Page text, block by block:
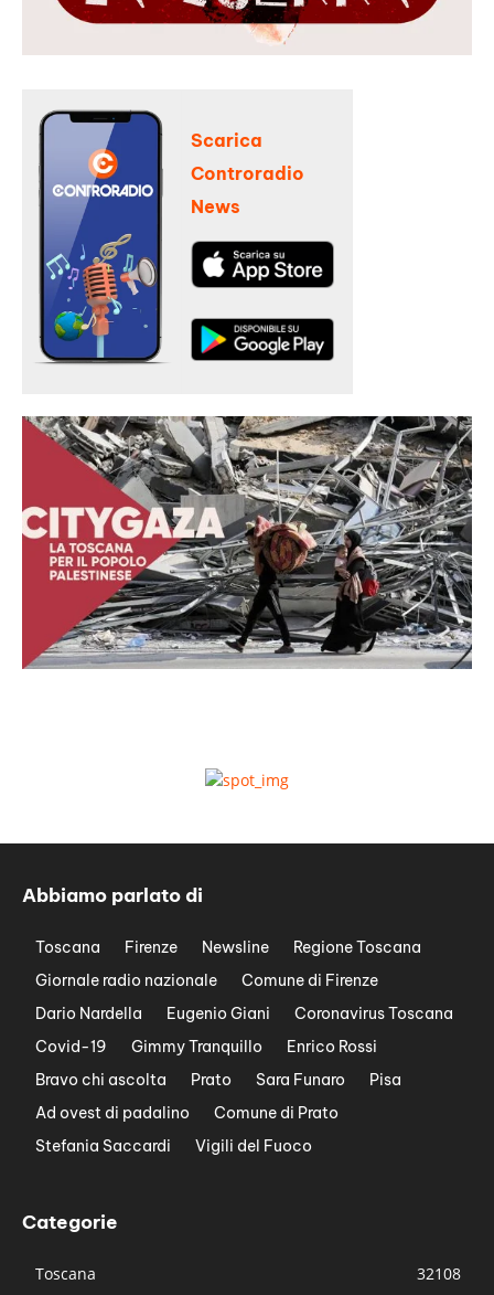
Scarica
Controradio
News
Abbiamo parlato di
Toscana Firenze Newsline
Regione Toscana
Giornale radio nazionale
Comune di Firenze
Dario Nardella
Eugenio Giani
Coronavirus Toscana
Covid-19
Gimmy Tranquillo
Enrico Rossi
Bravo chi ascolta
Prato Sara Funaro
Pisa
Ad ovest di padalino
Comune di Prato
Stefania Saccardi
Vigili del Fuoco
Categorie
Toscana
32108